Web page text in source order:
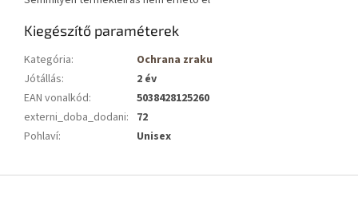
Kiegészítő paraméterek
Kategória:
Ochrana zraku
Jótállás:
2 év
EAN vonalkód:
5038428125260
externi_doba_dodani: 72
Pohlaví: Unisex